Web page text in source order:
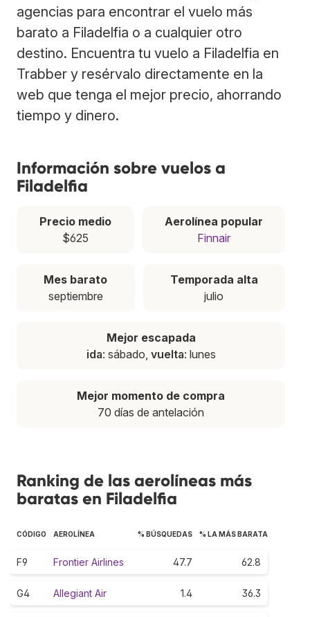
agencias para encontrar el vuelo más
barato a Filadelfia o a cualquier otro
destino. Encuentra tu vuelo a Filadelfia en
Trabber y resérvalo directamente en la
web que tenga el mejor precio, ahorrando
tiempo y dinero.
Información sobre vuelos a
Filadelfia
Precio medio
$625
Aerolínea popular
Finnair
Mes barato
septiembre
Temporada alta
julio
Mejor escapada
ida: sábado, vuelta: lunes
Mejor momento de compra
70 días de antelación
Ranking de las aerolíneas más
baratas en Filadelfia
CÓDIGO AEROLÍNEA % BÚSQUEDAS % LA MÁS BARATA
F9 Frontier Airlines 47.7 62.8
G4 Allegiant Air 1.4 36.3